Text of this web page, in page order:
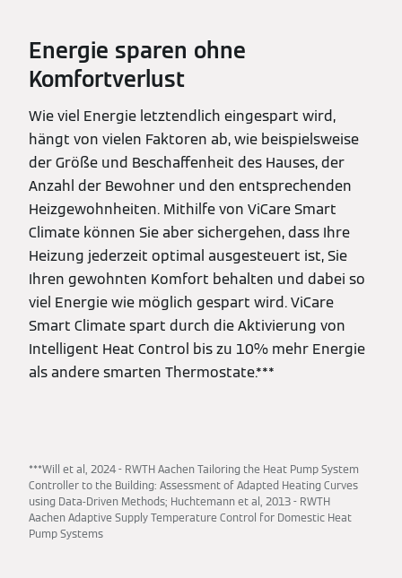
Energie sparen ohne
Komfortverlust
Wie viel Energie letztendlich eingespart wird,
hängt von vielen Faktoren ab, wie beispielsweise
der Größe und Beschaffenheit des Hauses, der
Anzahl der Bewohner und den entsprechenden
Heizgewohnheiten. Mithilfe von ViCare Smart
Climate können Sie aber sichergehen, dass Ihre
Heizung jederzeit optimal ausgesteuert ist, Sie
Ihren gewohnten Komfort behalten und dabei so
viel Energie wie möglich gespart wird. ViCare
Smart Climate spart durch die Aktivierung von
Intelligent Heat Control bis zu 10% mehr Energie
als andere smarten Thermostate.***
***Will et al, 2024 - RWTH Aachen Tailoring the Heat Pump System
Controller to the Building: Assessment of Adapted Heating Curves
using Data-Driven Methods; Huchtemann et al, 2013 - RWTH
Aachen Adaptive Supply Temperature Control for Domestic Heat
Pump Systems